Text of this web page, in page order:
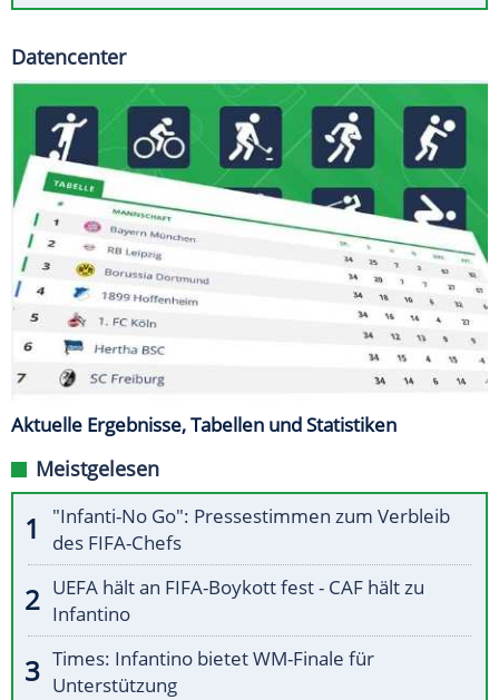
Datencenter
Aktuelle Ergebnisse, Tabellen und Statistiken
Meistgelesen
"Infanti-No Go": Pressestimmen zum Verbleib
des FIFA-Chefs
UEFA hält an FIFA-Boykott fest - CAF hält zu
Infantino
Times: Infantino bietet WM-Finale für
Unterstützung